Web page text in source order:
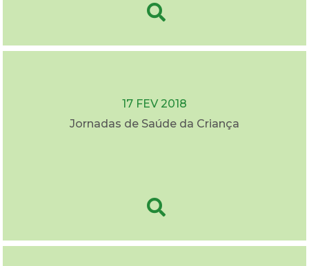
17 FEV 2018
Jornadas de Saúde da Criança